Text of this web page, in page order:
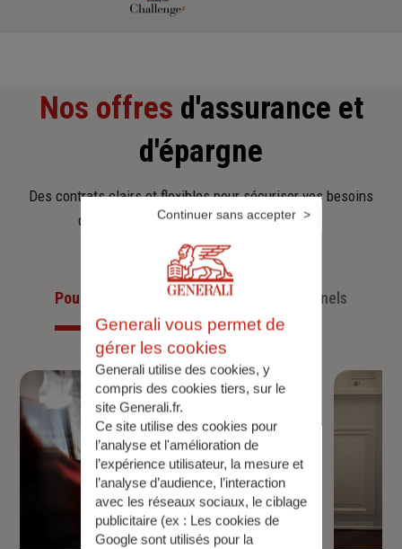
Nos offres d'assurance et
d'épargne
Des contrats clairs et flexibles pour sécuriser vos besoins
d’aujourd’hui et anticiper ceux de demain.
Pour les particuliersPour les professionnels
Generali vous permet de
gérer les cookies
Generali utilise des cookies, y
compris des cookies tiers, sur le
site Generali.fr.
Ce site utilise des cookies pour
l’analyse et l'amélioration de
l’expérience utilisateur, la mesure et
l’analyse d’audience, l’interaction
avec les réseaux sociaux, le ciblage
publicitaire (ex : Les cookies de
Google sont utilisés pour la
Continuer sans accepter